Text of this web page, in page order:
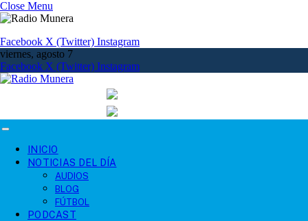
Close Menu
Facebook X (Twitter) Instagram
viernes, agosto 7
Facebook X (Twitter) Instagram
INICIO
NOTICIAS DEL DÍA
AUDIOS
BLOG
FÚTBOL
PODCAST